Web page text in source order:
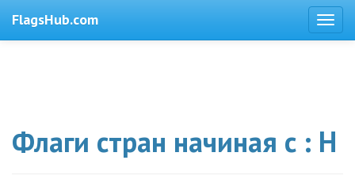
FlagsHub.com
Флаги стран начиная с : Н